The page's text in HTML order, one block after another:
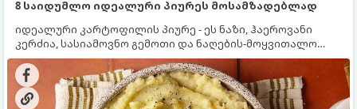
8 საიდუმლო იდეალური პიურეს მოსამზადებლად
იდეალური კარტოფილის პიურე - ეს ნაზი, ჰაეროვანი
კერძია, სასიამოვნო გემოთი და ნაღების-მოყვითალო
ფერით. მისი მომზადება ძალიან მარტივია, მაგრამ
არსებობს რამდენიმე საიდუმლო, რომლებიც უნდა
იცოდეთ, რომ პიურე იდეალურად გემრიელი გამოვიდეს.